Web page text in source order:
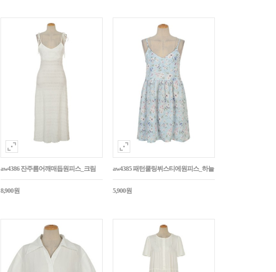
aw4386 잔주름어깨매듭원피스_크림
8,900원
aw4385 패턴쿨링뷔스티에원피스_하늘
5,900원